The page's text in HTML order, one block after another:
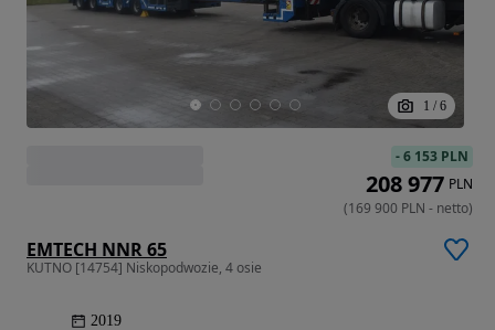
1 / 6
EMTECH NNR 65
KUTNO [14754] Niskopodwozie, 4 osie
2019
-6 153 PLN
208 977 PLN
(169 900 PLN - netto)